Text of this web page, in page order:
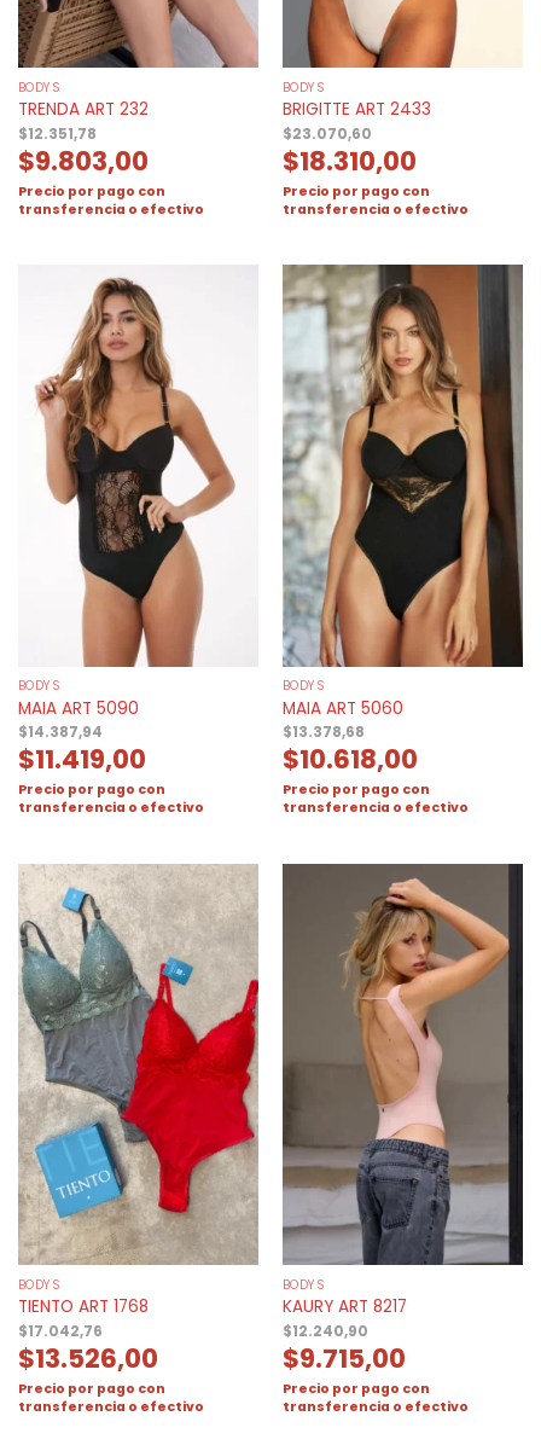
BODYS
TRENDA ART 232
$12.351,78
$9.803,00
Precio por pago con
transferencia o efectivo
BODYS
BRIGITTE ART 2433
$23.070,60
$18.310,00
Precio por pago con
transferencia o efectivo
BODYS
MAIA ART 5090
$14.387,94
$11.419,00
Precio por pago con
transferencia o efectivo
BODYS
MAIA ART 5060
$13.378,68
$10.618,00
Precio por pago con
transferencia o efectivo
BODYS
TIENTO ART 1768
$17.042,76
$13.526,00
Precio por pago con
transferencia o efectivo
BODYS
KAURY ART 8217
$12.240,90
$9.715,00
Precio por pago con
transferencia o efectivo